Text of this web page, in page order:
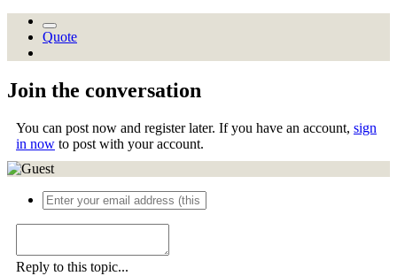
Quote
Join the conversation
You can post now and register later. If you have an account, sign
in now to post with your account.
Reply to this topic...